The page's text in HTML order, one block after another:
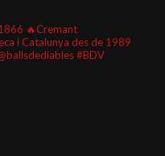
🔥Cremant
i Catalunya des de 1989
#BDV